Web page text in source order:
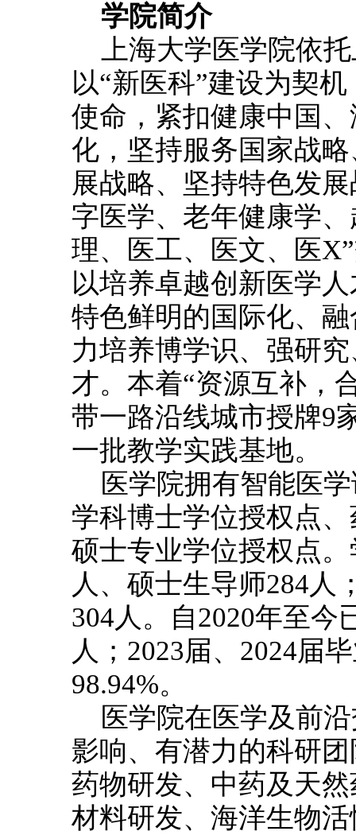
学院简介
上海大学医学院依
以“新医科”建设为契
使命，紧扣健康中国
化，坚持服务国家战
展战略、坚持特色发
字医学、老年健康学
理、医工、医文、医
以培养卓越创新医学
特色鲜明的国际化、
力培养博学识、强研
才。本着“资源互补，
带一路沿线城市授牌9
一批教学实践基地。
医学院拥有智能医
学科博士学位授权点
硕士专业学位授权点
人、硕士生导师284人
304人。自2020年至今
人；2023届、2024届
98.94%。
医学院在医学及前
影响、有潜力的科研
药物研发、中药及天
材料研发、海洋生物